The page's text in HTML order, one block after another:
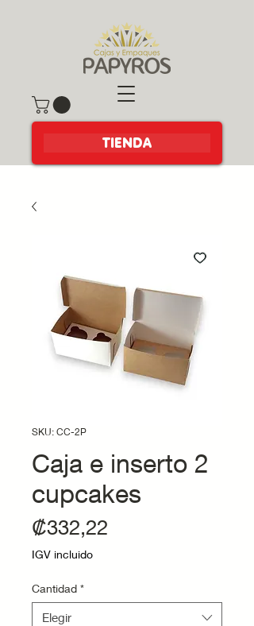
TIENDA
SKU: CC-2P
Caja e inserto 2
cupcakes
₡332,22
IGV incluido
Cantidad *
Elegir